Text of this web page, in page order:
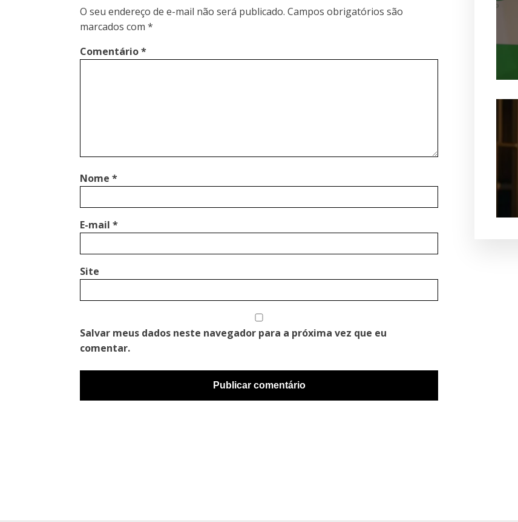
O seu endereço de e-mail não será publicado. Campos obrigatórios são
marcados com *
Comentário*
Nome *
E-mail *
Site
Salvar meus dados neste navegador para a próxima vez que eu
comentar.